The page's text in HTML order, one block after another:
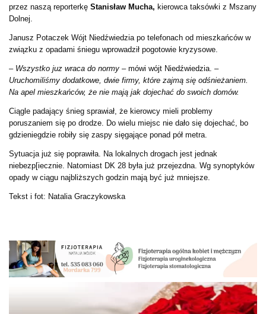
przez naszą reporterkę Stanisław Mucha, kierowca taksówki z Mszany
Dolnej.
Janusz Potaczek Wójt Niedźwiedzia po telefonach od mieszkańców w
związku z opadami śniegu wprowadził pogotowie kryzysowe.
– Wszystko juz wraca do normy – mówi wójt Niedźwiedzia. –
Uruchomiliśmy dodatkowe, dwie firmy, które zajmą się odśnieżaniem.
Na apel mieszkańców, że nie mają jak dojechać do swoich domów.
Ciągle padający śnieg sprawiał, że kierowcy mieli problemy
poruszaniem się po drodze. Do wielu miejsc nie dało się dojechać, bo
gdzieniegdzie robiły się zaspy sięgające ponad pół metra.
Sytuacja już się poprawiła. Na lokalnych drogach jest jednak
niebezp[iecznie. Natomiast DK 28 była już przejezdna. Wg synoptyków
opady w ciągu najbliższych godzin mają być już mniejsze.
Tekst i fot: Natalia Graczykowska